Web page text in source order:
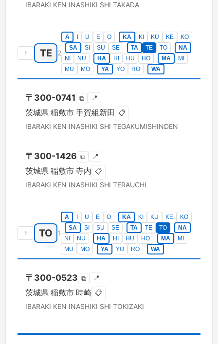
IBARAKI KEN INASHIKI SHI TAKADA
↑ TE 2
A U E O KA KI KU KE
KO
SA
SI SU SE TA TE TO
NA
NI
NU HA HI HU HO MA
MI
MU
MO YA YO RO WA
〒 300-0741 ⧉ 📍
茨城県 稲敷市 手賀組新田 📋
IBARAKI KEN INASHIKI SHI TEGAKUMISHINDEN
〒 300-1426 ⧉ 📍
茨城県 稲敷市 寺内 📋
IBARAKI KEN INASHIKI SHI TERAUCHI
↑ TO 1
A U E O KA KI KU KE
KO
SA
SI SU SE TA TE TO
NA
NI
NU HA HI HU HO MA
MI
MU
MO YA YO RO WA
〒 300-0523 ⧉ 📍
茨城県 稲敷市 時崎 📋
IBARAKI KEN INASHIKI SHI TOKIZAKI